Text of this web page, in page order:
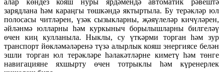
алар көндез кояш нуры ярдәмендә автоматик рәвештә
зарядлана һәм караңгы төшкәндә яктыртыла. Бу терәкләр юл
полосасы читләрен, үзәк сызыкларны, җәяүлеләр кичүләрен,
әйләнмә юлларны һәм куркыныч борылышларны билгеләү
өчен киң кулланыла. Ныклы, су үткәрми торган һәм зур
транспорт йөкләмәләренә түзә алырлык кояш энергиясе белән
эшли торган юл терәкләре һәлакәтләрне киметү һәм төнге
навигацияне яхшырту өчен тотрыклы һәм күренерлек